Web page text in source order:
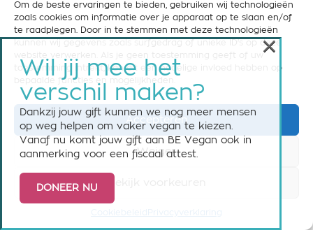
Om de beste ervaringen te bieden, gebruiken wij technologieën
zoals cookies om informatie over je apparaat op te slaan en/of
te raadplegen. Door in te stemmen met deze technologieën
kunnen wij gegevens zoals surfgedrag of unieke ID's op deze
toestemming intrekt, kan dit een nadelige invloed hebben op
bepaalde functies en mogelijkheden.
Accepteren
Weiger
STEUN BE VEGAN
Help ons om België vegan-friendly te maken! Steun
ons nu met een maandelijkse of eenmalige gift.
Steun BE Vegan
Wil jij mee het
verschil maken?
Dankzij jouw gift kunnen we nog meer mensen
op weg helpen om vaker vegan te kiezen.
Vanaf nu komt jouw gift aan BE Vegan ook in
aanmerking voor een fiscaal attest.
DONEER NU
×